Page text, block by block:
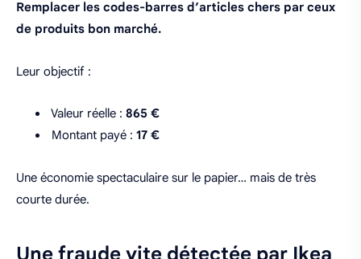
Remplacer les codes-barres d’articles chers par ceux
de produits bon marché.
Leur objectif :
Valeur réelle : 865 €
Montant payé : 17 €
Une économie spectaculaire sur le papier… mais de très
courte durée.
Une fraude vite détectée par Ikea